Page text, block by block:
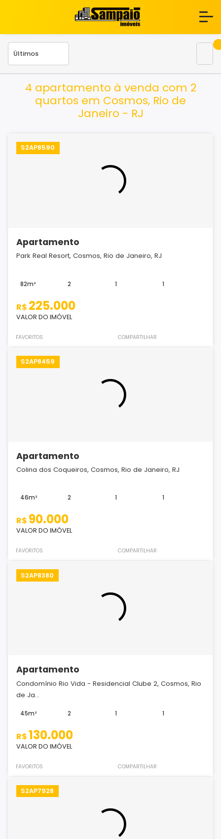
4 apartamento à venda com 2
quartos em Cosmos, Rio de
Janeiro - RJ
S2AP8590
Apartamento
Park Real Resort, Cosmos, Rio de Janeiro, RJ
82m² 2 1 1
R$ 225.000
VALOR DO IMÓVEL
FAVORITOS COMPARTILHAR
S2AP8459
Apartamento
Colina dos Coqueiros, Cosmos, Rio de Janeiro, RJ
46m² 2 1 1
R$ 90.000
VALOR DO IMÓVEL
FAVORITOS COMPARTILHAR
S2AP8380
Apartamento
Condomínio Rio Vida - Residencial Clube 2, Cosmos, Rio
de Ja...
45m² 2 1 1
R$130.000
VALOR DO IMÓVEL
FAVORITOS COMPARTILHAR
S2AP7928